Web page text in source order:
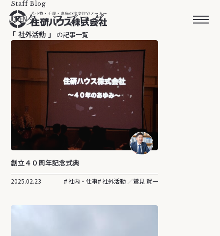
Staff Blog
スタッフブログ
社外活動 の記事一覧
創立４０周年記念式典
2025.02.23 社内・仕事 社外活動 鷲見 賢一